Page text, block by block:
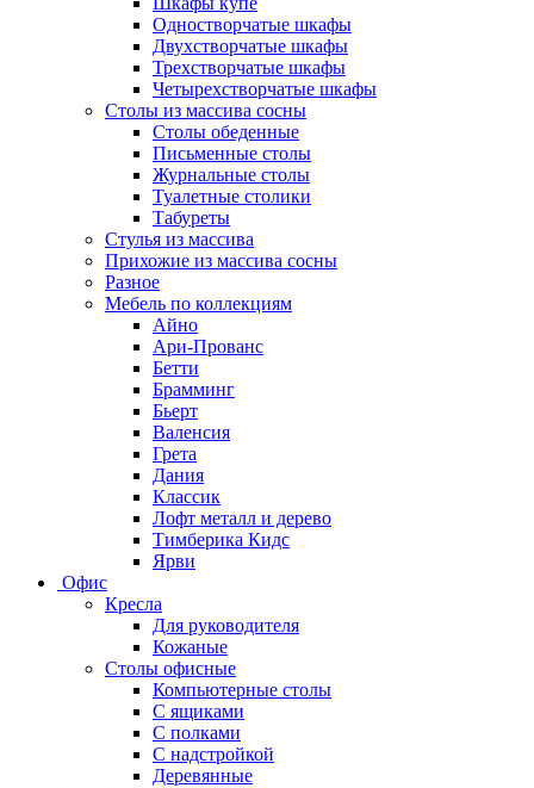
Одностворчатые шкафы
Двухстворчатые шкафы
Трехстворчатые шкафы
Четырехстворчатые шкафы
Столы из массива сосны
Столы обеденные
Письменные столы
Журнальные столы
Туалетные столики
Табуреты
Стулья из массива
Прихожие из массива сосны
Разное
Мебель по коллекциям
Айно
Ари-Прованс
Бетти
Брамминг
Бьерт
Валенсия
Грета
Дания
Классик
Лофт металл и дерево
Тимберика Кидс
Ярви
Офис
Кресла
Для руководителя
Кожаные
Столы офисные
Компьютерные столы
С ящиками
С полками
С надстройкой
Деревянные